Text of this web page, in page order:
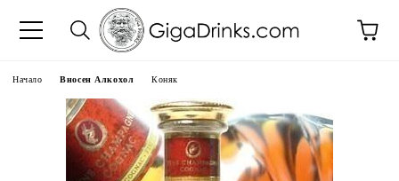
Начало Вносен Алкохол Коняк